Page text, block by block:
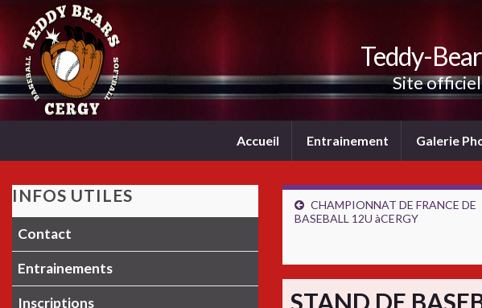
Teddy-
Site
Accueil Entrainement Galerie
CHAMPIONNAT DE FRANCE DE
BASEBALL 12U àCERGY
STAND DE
INFOS UTILES
Contact
Entrainements
Inscriptions